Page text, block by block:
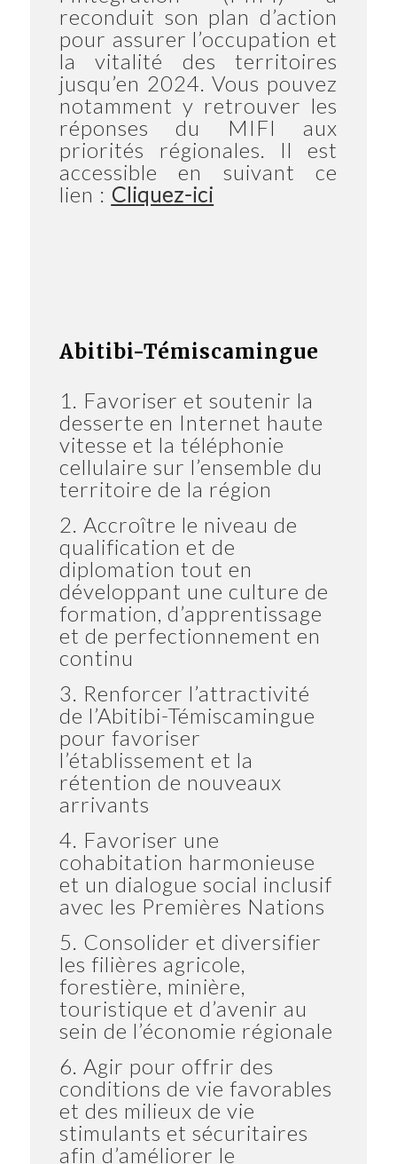
reconduit son plan d’action
pour assurer l’occupation et
la vitalité des territoires
jusqu’en 2024. Vous pouvez
notamment y retrouver les
réponses du MIFI aux
priorités régionales. Il est
accessible en suivant ce
lien : Cliquez-ici
Abitibi-Témiscamingue
1. Favoriser et soutenir la
desserte en Internet haute
vitesse et la téléphonie
cellulaire sur l’ensemble du
territoire de la région
2. Accroître le niveau de
qualification et de
diplomation tout en
développant une culture de
formation, d’apprentissage
et de perfectionnement en
continu
3. Renforcer l’attractivité
de l’Abitibi-Témiscamingue
pour favoriser
l’établissement et la
rétention de nouveaux
arrivants
4. Favoriser une
cohabitation harmonieuse
et un dialogue social inclusif
avec les Premières Nations
5. Consolider et diversifier
les filières agricole,
forestière, minière,
touristique et d’avenir au
sein de l’économie régionale
6. Agir pour offrir des
conditions de vie favorables
et des milieux de vie
stimulants et sécuritaires
afin d’améliorer le